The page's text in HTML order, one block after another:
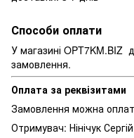
Способи оплати
У магазині OPT7KM.BIZ
замовлення.
Оплата за реквізитами
Замовлення можна
Отримувач: Нінічук Сергій